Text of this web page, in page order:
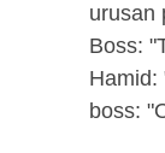
urusan
Boss:
Hamid:
boss: